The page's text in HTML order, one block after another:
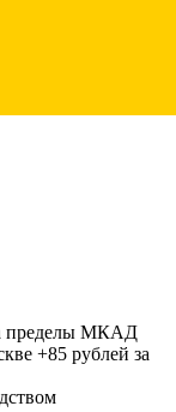
пределы МКАД
+85 рублей за